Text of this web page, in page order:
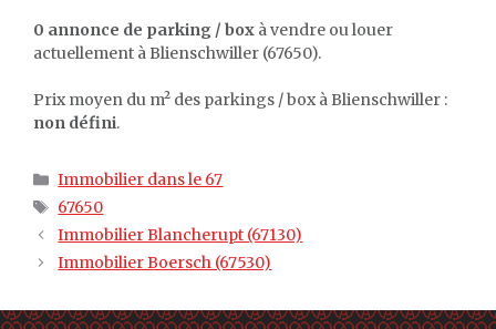
0 annonce de parking / box à vendre ou louer
actuellement à Blienschwiller (67650).
Prix moyen du m² des parkings / box à Blienschwiller :
non défini.
Catégories
Immobilier dans le 67
Étiquettes
67650
Immobilier Blancherupt (67130)
Immobilier Boersch (67530)